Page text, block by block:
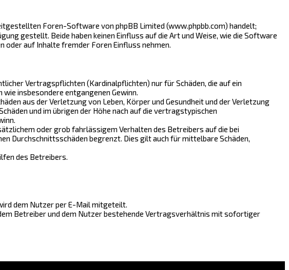
Foren-Software von phpBB Limited (www.phpbb.com) handelt;
gestellt. Beide haben keinen Einfluss auf die Art und Weise, wie die Software
auf Inhalte fremder Foren Einfluss nehmen.
Vertragspflichten (Kardinalpflichten) nur für Schäden, die auf ein
insbesondere entgangenen Gewinn.
aus der Verletzung von Leben, Körper und Gesundheit und der Verletzung
und im übrigen der Höhe nach auf die vertragstypischen
oder grob fahrlässigem Verhalten des Betreibers auf die bei
Durchschnittsschäden begrenzt. Dies gilt auch für mittelbare Schäden,
des Betreibers.
dem Nutzer per E-Mail mitgeteilt.
Betreiber und dem Nutzer bestehende Vertragsverhältnis mit sofortiger